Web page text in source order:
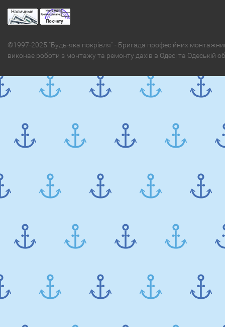
©1997-2025 "Будь-яка покрівля" - Бригада професійних
виконає роботи з монтажу та ремонту дахів в Одесі та Одеській